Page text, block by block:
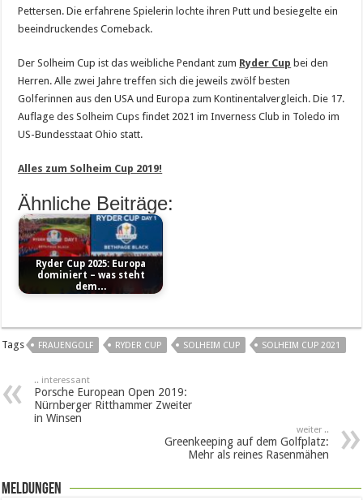
Pettersen. Die erfahrene Spielerin lochte ihren Putt und besiegelte ein
beeindruckendes Comeback.
Der Solheim Cup ist das weibliche Pendant zum Ryder Cup bei den
Herren. Alle zwei Jahre treffen sich die jeweils zwölf besten
Golferinnen aus den USA und Europa zum Kontinentalvergleich. Die 17.
Auflage des Solheim Cups findet 2021 im Inverness Club in Toledo im
US-Bundesstaat Ohio statt.
Alles zum Solheim Cup 2019!
Ähnliche Beiträge:
Ryder Cup 2025: Europa
dominiert – was steht
dem…
Tags FRAUENGOLF RYDER CUP SOLHEIM CUP SOLHEIM CUP 2021
.. interessant
Porsche European Open 2019:
Nürnberger Ritthammer Zweiter
in Winsen
weiter ..
Greenkeeping auf dem Golfplatz:
Mehr als reines Rasenmähen
Meldungen